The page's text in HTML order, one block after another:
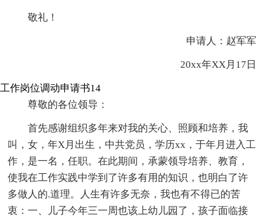
敬礼！
申请人：赵军军
20xx年XX月17日
工作岗位调动申请书14
尊敬的各位领导：
首先感谢组织多年来对我的关心、照顾和培养，我
叫，女，年X月出生，中共党员，学历xx，于年月进入工
作，是一名，任职。在此期间，承蒙领导培养、教育，
使我在工作实践中学到了许多有用的知识，也明白了许
多做人的.道理。人生有许多无奈，我也有不得已的苦
衷：一、儿子今年三一周也该上幼儿园了，孩子面临接